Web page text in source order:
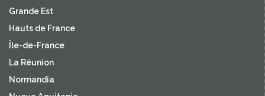
Grande Est
Hauts de France
Île-de-France
La Réunion
Normandia